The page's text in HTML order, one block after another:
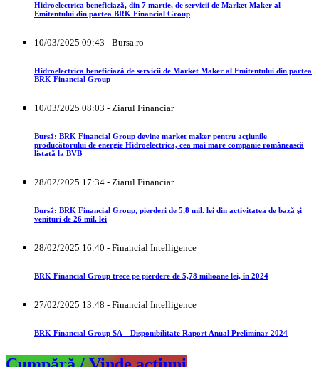
Hidroelectrica beneficiază, din 7 martie, de servicii de Market Maker al
Emitentului din partea BRK Financial Group
10/03/2025 09:43 - Bursa.ro
Hidroelectrica beneficiază de servicii de Market Maker al Emitentului din partea
BRK Financial Group
10/03/2025 08:03 - Ziarul Financiar
Bursă: BRK Financial Group devine market maker pentru acţiunile
producătorului de energie Hidroelectrica, cea mai mare companie românească
listată la BVB
28/02/2025 17:34 - Ziarul Financiar
Bursă: BRK Financial Group, pierderi de 5,8 mil. lei din activitatea de bază şi
venituri de 26 mil. lei
28/02/2025 16:40 - Financial Intelligence
BRK Financial Group trece pe pierdere de 5,78 milioane lei, în 2024
27/02/2025 13:48 - Financial Intelligence
BRK Financial Group SA – Disponibilitate Raport Anual Preliminar 2024